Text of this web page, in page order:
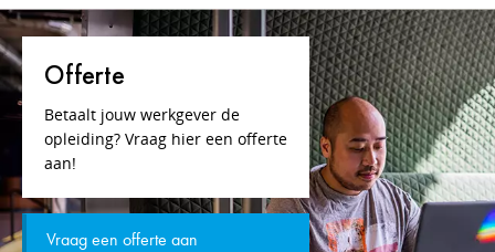
Offerte
Betaalt jouw werkgever de
opleiding? Vraag hier een offerte
aan!
Vraag een offerte aan